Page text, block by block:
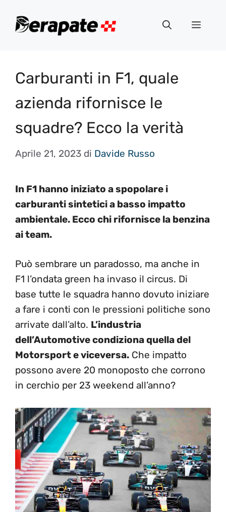
Menu
Carburanti in F1, quale
azienda rifornisce le
squadre? Ecco la verità
Aprile 21, 2023 di Davide Russo
In F1 hanno iniziato a spopolare i
carburanti sintetici a basso impatto
ambientale. Ecco chi rifornisce la benzina
ai team.
Può sembrare un paradosso, ma anche in
F1 l’ondata green ha invaso il circus. Di
base tutte le squadra hanno dovuto iniziare
a fare i conti con le pressioni politiche sono
arrivate dall’alto. L’industria
dell’Automotive condiziona quella del
Motorsport e viceversa. Che impatto
possono avere 20 monoposto che corrono
in cerchio per 23 weekend all’anno?